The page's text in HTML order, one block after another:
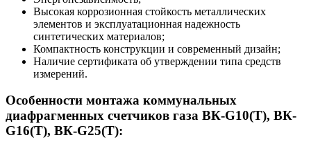
Высокая коррозионная стойкость металлических
элементов и эксплуатационная надежность
синтетических материалов;
Компактность конструкции и современный дизайн;
Наличие сертификата об утверждении типа средств
измерений.
Особенности монтажа коммунальных
диафрагменных счетчиков газа ВК-G10(T), ВК-
G16(T), ВК-G25(T):